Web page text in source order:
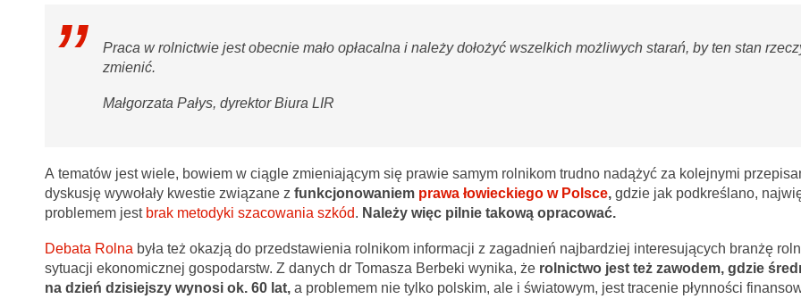
Praca w rolnictwie jest obecnie mało opłacalna i należy dołożyć wszelkich możliwych starań, by ten stan
zmienić.
Małgorzata Pałys, dyrektor Biura LIR
A tematów jest wiele, bowiem w ciągle zmieniającym się prawie samym rolnikom trudno nadążyć za kolejnymi
dyskusję wywołały kwestie związane z funkcjonowaniem prawa łowieckiego w Polsce,gdzie jak podkreślano,
problemem jest brak metodyki szacowania szkód. Należy więc pilnie takową opracować.
Debata Rolna była też okazją do przedstawienia rolnikom informacji z zagadnień najbardziej interesujących branżę
sytuacji ekonomicznej gospodarstw. Z danych dr Tomasza Berbeki wynika, żerolnictwo jest też zawodem, gdzie
na dzień dzisiejszy wynosi ok. 60 lat,a problemem nie tylko polskim, ale i światowym, jest tracenie płynności